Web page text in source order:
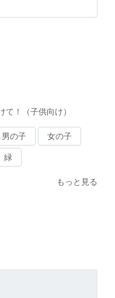
て！（子供向け）
男の子 女の子
緑
もっと見る